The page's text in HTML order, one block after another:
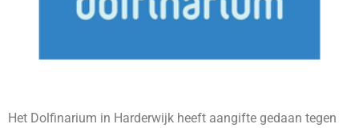
Het Dolfinarium in Harderwijk heeft aangifte gedaan tegen